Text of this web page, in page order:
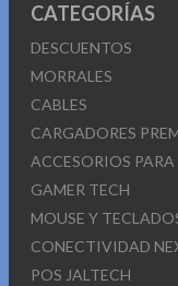
CATEGORÍAS
DESCUENTOS
MORRALES
CABLES
CARGADORES
ACCESORIOS
GAMER TECH
MOUSE Y
CONECTIVIDAD
POS JALTECH